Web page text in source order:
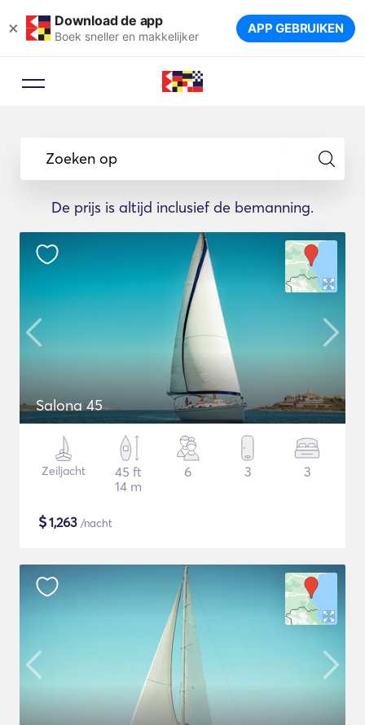
× Download de app
Boek sneller en makkelijker APP GEBRUIKEN
Zoeken op
De prijs is altijd inclusief de bemanning.
Salona 45
Zeiljacht
45 ft
14 m
6 3 3
$1,263 /nacht